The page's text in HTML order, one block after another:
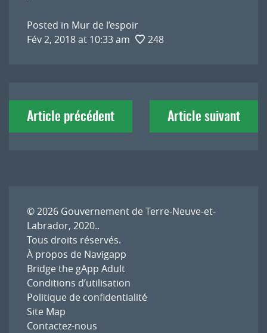
Posted in Mur de l’espoir
Fév 2, 2018 at 10:33 am
248
Navigation
deArticle précédent Article suivant
© 2026 Gouvernement de Terre-Neuve-et-
Labrador, 2020..
Tous droits réservés.
À propos de Navigapp
Bridge the gApp Adult
Conditions d’utilisation
Politique de confidentialité
Site Map
Contactez-nous